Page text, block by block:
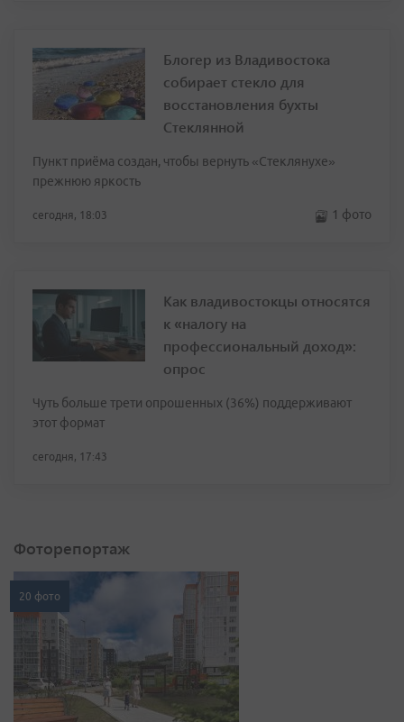
Блогер из Владивостока
собирает стекло для
восстановления бухты
Стеклянной
Пункт приёма создан, чтобы вернуть «Стеклянухе»
прежнюю яркость
сегодня, 18:03 1 фото
Как владивостокцы относятся
к «налогу на
профессиональный доход»:
опрос
Чуть больше трети опрошенных (36%) поддерживают
этот формат
сегодня, 17:43
Фоторепортаж
20 фото